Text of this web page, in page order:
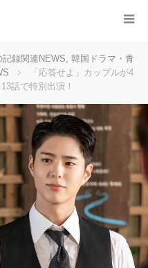
記録関連NEWS, 韓国ドラマ・青
「応答せよ」カップルが4
話で特別出演！